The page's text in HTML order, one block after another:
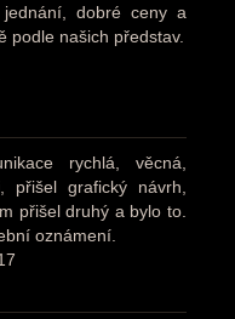
dobré ceny a
podle našich představ.
rychlá, věcná,
přišel grafický návrh,
přišel druhý a bylo to.
oznámení.